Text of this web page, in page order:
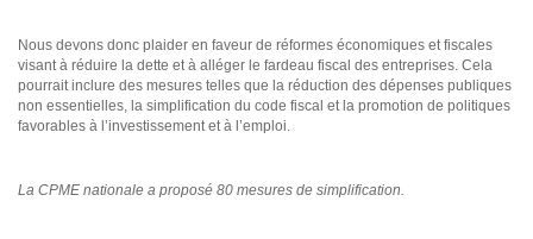
Nous devons donc plaider en faveur de réformes économiques et fiscales
visant à réduire la dette et à alléger le fardeau fiscal des entreprises. Cela
pourrait inclure des mesures telles que la réduction des dépenses publiques
non essentielles, la simplification du code fiscal et la promotion de politiques
favorables à l’investissement et à l’emploi.
La CPME nationale a proposé 80 mesures de simplification.